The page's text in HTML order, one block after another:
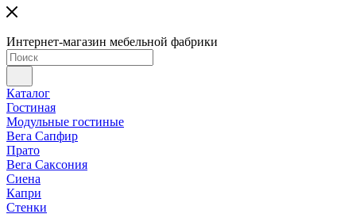
Интернет-магазин мебельной фабрики
Каталог
Гостиная
Модульные гостиные
Вега Сапфир
Прато
Вега Саксония
Сиена
Капри
Стенки